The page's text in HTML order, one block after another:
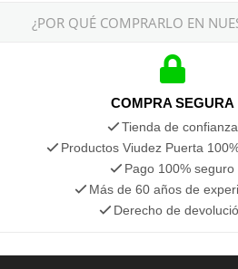
¿POR QUÉ COMPRARLO EN
COMPRA SEGURA
Tienda de confianza
Productos Viudez Puerta
Pago 100% seguro
Más de 60 años de
Derecho de